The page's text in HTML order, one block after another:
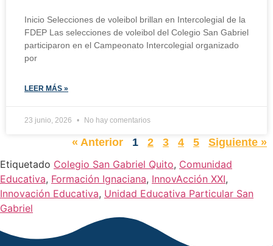
Inicio Selecciones de voleibol brillan en Intercolegial de la
FDEP Las selecciones de voleibol del Colegio San Gabriel
participaron en el Campeonato Intercolegial organizado
por
LEER MÁS »
23 junio, 2026 No hay comentarios
« Anterior 1 2 3 4 5
Siguiente »
Etiquetado Colegio San Gabriel Quito, Comunidad
Educativa, Formación Ignaciana, InnovAcción XXI,
Innovación Educativa, Unidad Educativa Particular San
Gabriel